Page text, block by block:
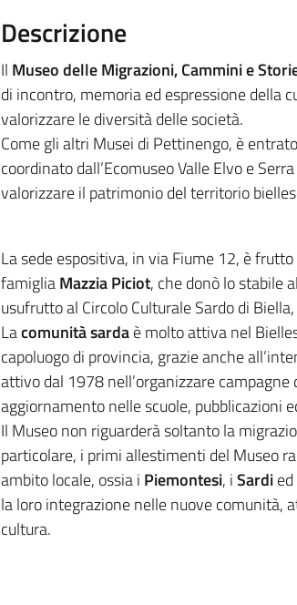
Descrizione
Il Museo delle Migrazioni, Cammini e
di incontro, memoria ed espressione della
valorizzare le diversità delle società.
Come gli altri Musei di Pettinengo, è
coordinato dall’Ecomuseo Valle Elvo e
valorizzare il patrimonio del territorio
La sede espositiva, in via Fiume 12, è
famigliaMazzia Piciot, che donò lo stabile
usufrutto al Circolo Culturale Sardo di Biella,
Lacomunità sardaè molto attiva nel
capoluogo di provincia, grazie anche
attivo dal 1978 nell’organizzare
aggiornamento nelle scuole, pubblicazioni
Il Museo non riguarderà soltanto la
particolare, i primi allestimenti del Museo
ambito locale, ossia i Piemontesi, iSardied
la loro integrazione nelle nuove comunità,
cultura.